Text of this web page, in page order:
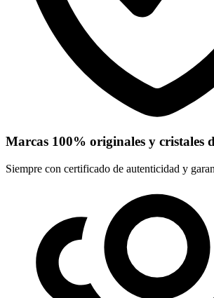
Marcas 100% originales y cristales
Siempre con certificado de autenticidad y